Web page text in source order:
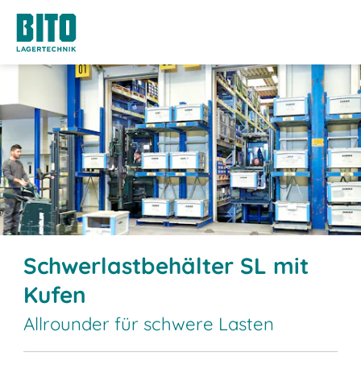
Schwerlastbehälter SL mit
Kufen
Allrounder für schwere Lasten